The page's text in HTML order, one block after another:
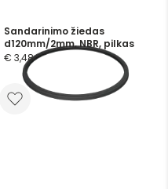
Sandarinimo žiedas
d120mm/2mm, NBR, pilkas
€ 3,48